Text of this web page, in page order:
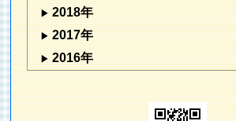
2018年
2017年
2016年